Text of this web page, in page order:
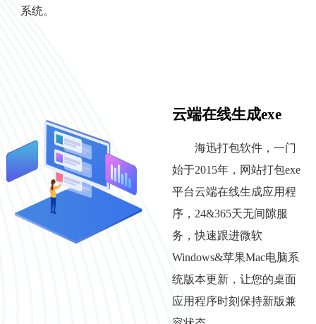
系统。
云端在线生成exe
海迅打包软件，一门
始于2015年，网站打包exe
平台云端在线生成应用程
序，24&365天无间隙服
务，快速跟进微软
Windows&苹果Mac电脑系
统版本更新，让您的桌面
应用程序时刻保持新版兼